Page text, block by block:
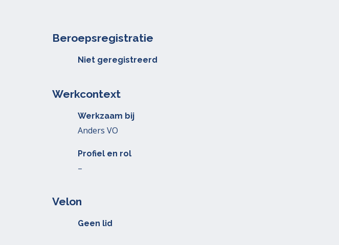
Beroepsregistratie
Niet geregistreerd
Werkcontext
Werkzaam bij
Anders VO
Profiel en rol
–
Velon
Geen lid